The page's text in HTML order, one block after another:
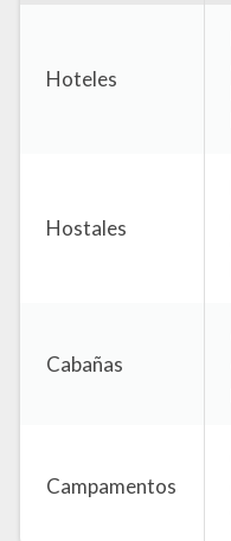
Hoteles
Hostales
Cabañas
Campamentos